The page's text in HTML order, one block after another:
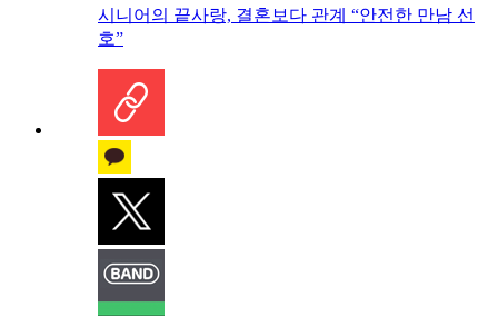
시니어의 끝사랑, 결혼보다 관계 “안전한 만남 선
호”